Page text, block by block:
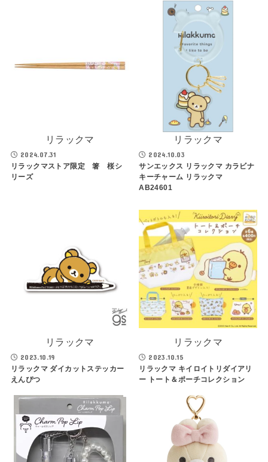
リラックマ
2024.07.31
リラックマストア限定 箸 桜シ
リーズ
リラックマ
2024.10.03
サンエックス リラックマ カラビナ
キーチャーム リラックマ
AB24601
リラックマ
2023.10.19
リラックマ ダイカットステッカー
えんぴつ
リラックマ
2023.10.15
リラックマ キイロイトリダイアリ
ー トート＆ポーチコレクション